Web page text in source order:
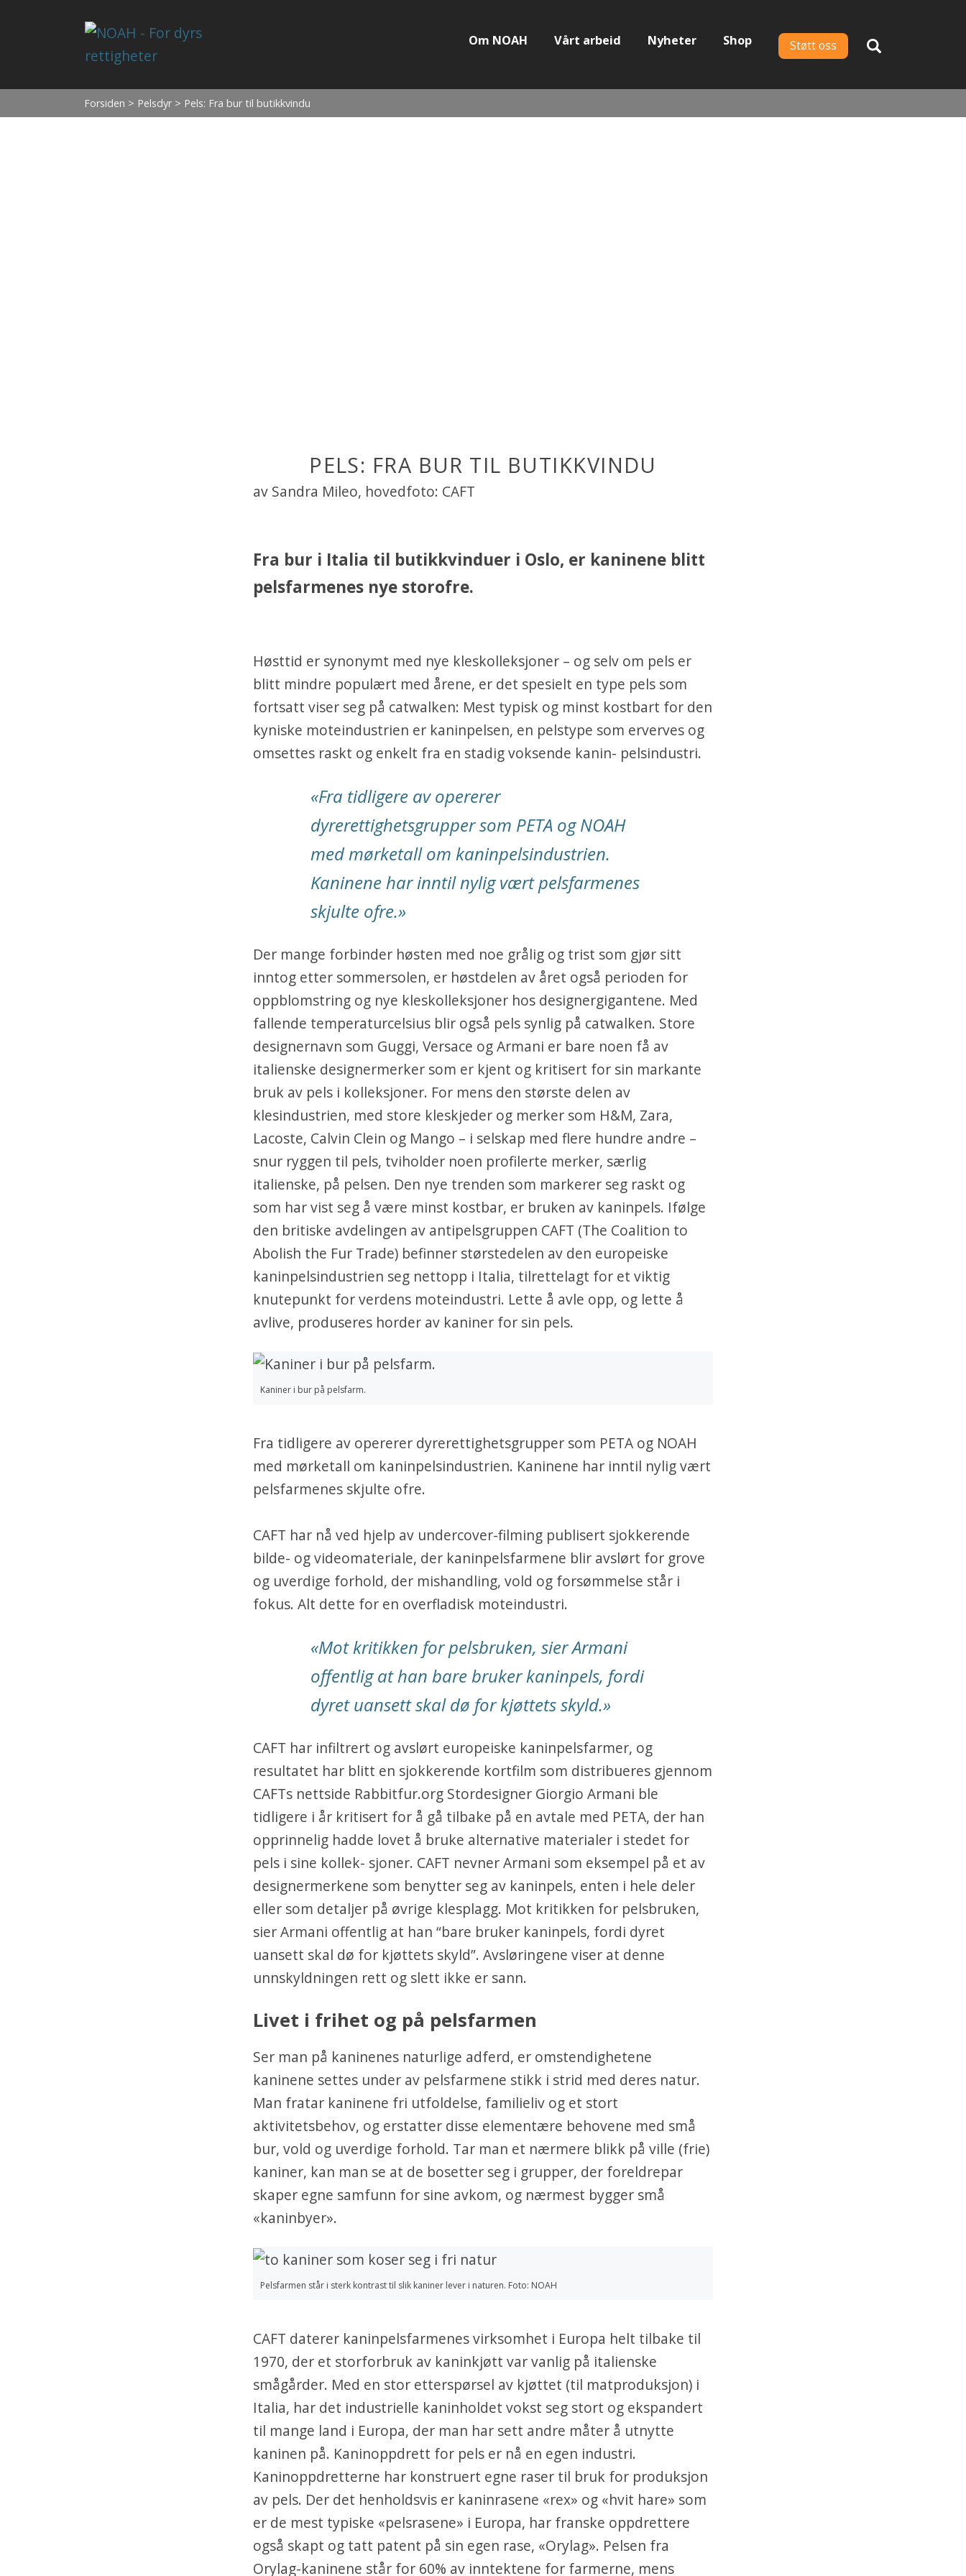
Støtt oss
Om NOAH Vårt arbeid Nyheter Shop
Forsiden > Pelsdyr > Pels: Fra bur til butikkvindu
PELS: FRA BUR TIL BUTIKKVINDU
av Sandra Mileo, hovedfoto: CAFT
Fra bur i Italia til butikkvinduer i Oslo, er kaninene blitt
pelsfarmenes nye storofre.
Høsttid er synonymt med nye kleskolleksjoner – og selv om pels er
blitt mindre populært med årene, er det spesielt en type pels som
fortsatt viser seg på catwalken: Mest typisk og minst kostbart for den
kyniske moteindustrien er kaninpelsen, en pelstype som erverves og
omsettes raskt og enkelt fra en stadig voksende kanin- pelsindustri.
«Fra tidligere av opererer
dyrerettighetsgrupper som PETA og NOAH
med mørketall om kaninpelsindustrien.
Kaninene har inntil nylig vært pelsfarmenes
skjulte ofre.»
Der mange forbinder høsten med noe grålig og trist som gjør sitt
inntog etter sommersolen, er høstdelen av året også perioden for
oppblomstring og nye kleskolleksjoner hos designergigantene. Med
fallende temperaturcelsius blir også pels synlig på catwalken. Store
designernavn som Guggi, Versace og Armani er bare noen få av
italienske designermerker som er kjent og kritisert for sin markante
bruk av pels i kolleksjoner. For mens den største delen av
klesindustrien, med store kleskjeder og merker som H&M, Zara,
Lacoste, Calvin Clein og Mango – i selskap med flere hundre andre –
snur ryggen til pels, tviholder noen profilerte merker, særlig
italienske, på pelsen. Den nye trenden som markerer seg raskt og
som har vist seg å være minst kostbar, er bruken av kaninpels. Ifølge
den britiske avdelingen av antipelsgruppen CAFT (The Coalition to
Abolish the Fur Trade) befinner størstedelen av den europeiske
kaninpelsindustrien seg nettopp i Italia, tilrettelagt for et viktig
knutepunkt for verdens moteindustri. Lette å avle opp, og lette å
avlive, produseres horder av kaniner for sin pels.
Kaniner i bur på pelsfarm.
Fra tidligere av opererer dyrerettighetsgrupper som PETA og NOAH
med mørketall om kaninpelsindustrien. Kaninene har inntil nylig vært
pelsfarmenes skjulte ofre.
CAFT har nå ved hjelp av undercover-filming publisert sjokkerende
bilde- og videomateriale, der kaninpelsfarmene blir avslørt for grove
og uverdige forhold, der mishandling, vold og forsømmelse står i
fokus. Alt dette for en overfladisk moteindustri.
«Mot kritikken for pelsbruken, sier Armani
offentlig at han bare bruker kaninpels, fordi
dyret uansett skal dø for kjøttets skyld.»
CAFT har infiltrert og avslørt europeiske kaninpelsfarmer, og
resultatet har blitt en sjokkerende kortfilm som distribueres gjennom
CAFTs nettside Rabbitfur.org Stordesigner Giorgio Armani ble
tidligere i år kritisert for å gå tilbake på en avtale med PETA, der han
opprinnelig hadde lovet å bruke alternative materialer i stedet for
pels i sine kollek- sjoner. CAFT nevner Armani som eksempel på et av
designermerkene som benytter seg av kaninpels, enten i hele deler
eller som detaljer på øvrige klesplagg. Mot kritikken for pelsbruken,
sier Armani offentlig at han “bare bruker kaninpels, fordi dyret
uansett skal dø for kjøttets skyld”. Avsløringene viser at denne
unnskyldningen rett og slett ikke er sann.
Livet i frihet og på pelsfarmen
Ser man på kaninenes naturlige adferd, er omstendighetene
kaninene settes under av pelsfarmene stikk i strid med deres natur.
Man fratar kaninene fri utfoldelse, familieliv og et stort
aktivitetsbehov, og erstatter disse elementære behovene med små
bur, vold og uverdige forhold. Tar man et nærmere blikk på ville (frie)
kaniner, kan man se at de bosetter seg i grupper, der foreldrepar
skaper egne samfunn for sine avkom, og nærmest bygger små
«kaninbyer».
Pelsfarmen står i sterk kontrast til slik kaniner lever i naturen. Foto: NOAH
CAFT daterer kaninpelsfarmenes virksomhet i Europa helt tilbake til
1970, der et storforbruk av kaninkjøtt var vanlig på italienske
smågårder. Med en stor etterspørsel av kjøttet (til matproduksjon) i
Italia, har det industrielle kaninholdet vokst seg stort og ekspandert
til mange land i Europa, der man har sett andre måter å utnytte
kaninen på. Kaninoppdrett for pels er nå en egen industri.
Kaninoppdretterne har konstruert egne raser til bruk for produksjon
av pels. Der det henholdsvis er kaninrasene «rex» og «hvit hare» som
er de mest typiske «pelsrasene» i Europa, har franske oppdrettere
også skapt og tatt patent på sin egen rase, «Orylag». Pelsen fra
Orylag-kaninene står for 60% av inntektene for farmerne, mens